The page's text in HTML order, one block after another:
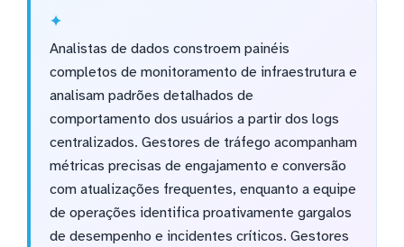
Analistas de dados constroem painéis
completos de monitoramento de infraestrutura e
analisam padrões detalhados de
comportamento dos usuários a partir dos logs
centralizados. Gestores de tráfego acompanham
métricas precisas de engajamento e conversão
com atualizações frequentes, enquanto a equipe
de operações identifica proativamente gargalos
de desempenho e incidentes críticos. Gestores